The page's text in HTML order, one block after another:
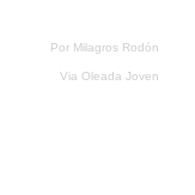
Por Milagros Rodón
Via Oleada Joven